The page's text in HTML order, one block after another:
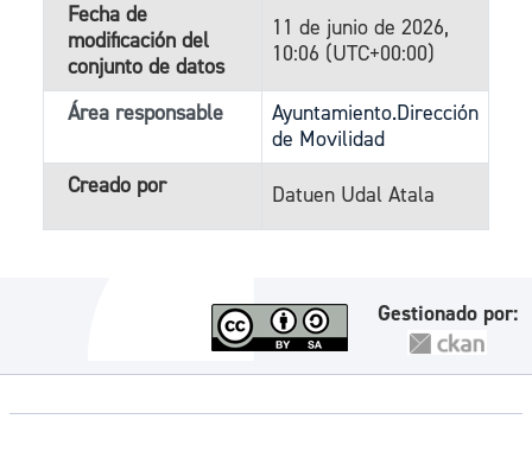
Fecha de
modificación del
conjunto de datos
11 de junio de 2026,
10:06 (UTC+00:00)
Área responsable
Ayuntamiento.Dirección
de Movilidad
Creado por
Datuen Udal Atala
Gestionado por: